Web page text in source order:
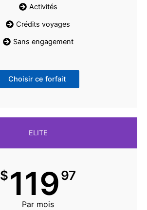
Activités
Crédits voyages
Sans engagement
Choisir ce forfait
ELITE
$11997
Par mois